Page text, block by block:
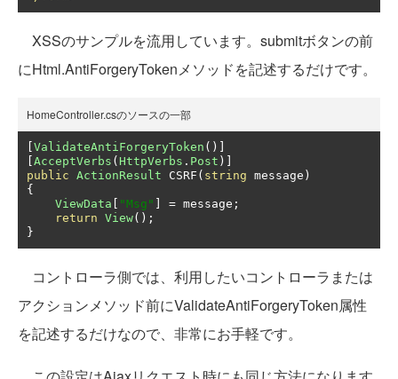
XSSのサンプルを流用しています。submitボタンの前
にHtml.AntiForgeryTokenメソッドを記述するだけです。
HomeController.csのソースの一部
ValidateAntiForgeryToken ()]
AcceptVerbs ( HttpVerbs . Post )]
public ActionResult CSRF ( string message )
{
ViewData
"Msg" = message ;
return View();
}
コントローラ側では、利用したいコントローラまたは
アクションメソッド前にValidateAntiForgeryToken属性
を記述するだけなので、非常にお手軽です。